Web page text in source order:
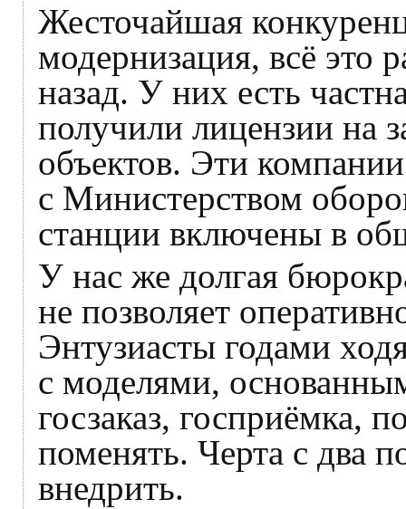
Жесточайшая
модернизация, всё это
назад. У них есть
получили лицензии на
объектов. Эти
с Министерством
станции включены в
У нас же долгая
не позволяет
Энтузиасты годами
с моделями,
госзаказ, госприёмка,
поменять. Черта с два
внедрить.